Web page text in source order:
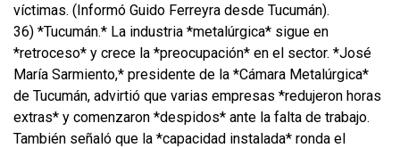
víctimas. (Informó Guido Ferreyra desde Tucumán).
36) *Tucumán.* La industria *metalúrgica* sigue en
*retroceso* y crece la *preocupación* en el sector. *José
María Sarmiento,* presidente de la *Cámara Metalúrgica*
de Tucumán, advirtió que varias empresas *redujeron horas
extras* y comenzaron *despidos* ante la falta de trabajo.
También señaló que la *capacidad instalada* ronda el